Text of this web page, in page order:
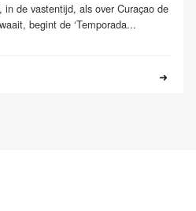
de vastentijd, als over Curaçao de
begint de ‘Temporada...